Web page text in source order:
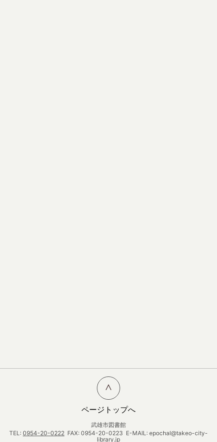
ページトップへ
武雄市図書館
TEL: 0954-20-0222 FAX: 0954-20-0223 E-MAIL: epochal@takeo-city-
library.jp